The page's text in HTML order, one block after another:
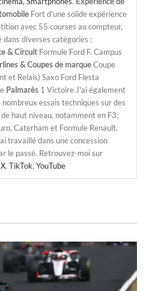
Fort d'une solide expérience
avec 55 courses au compteur,
dans diverses catégories :
& Circuit Formule Ford F. Campus
& Coupes de marqueCoupe
et Relais) Saxo Ford Fiesta
Palmarès 1 Victoire J'ai également
nombreux essais techniques sur des
haut niveau, notamment en F3,
Caterham et Formule Renault.
travaillé dans une concession
le passé. Retrouvez-moi sur
X, TikTok, YouTube